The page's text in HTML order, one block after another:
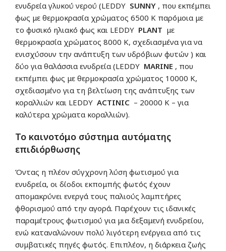
ενυδρεία γλυκού νερού (LEDDY SUNNY , που εκπέμπει
φως με θερμοκρασία χρώματος 6500 K παρόμοια με
το φυσικό ηλιακό φως και LEDDY PLANT με
θερμοκρασία χρώματος 8000 K, σχεδιασμένα για να
ενισχύσουν την ανάπτυξη των υδρόβιων φυτών ) και
δύο για θαλάσσια ενυδρεία (LEDDY MARINE , που
εκπέμπει φως με θερμοκρασία χρώματος 10000 K,
σχεδιασμένο για τη βελτίωση της ανάπτυξης των
κοραλλιών και LEDDY ACTINIC – 20000 K – για
καλύτερα χρώματα κοραλλιών).
Το καινοτόμο σύστημα αυτόματης
επιδιόρθωσης
Όντας η πλέον σύγχρονη λύση φωτισμού για
ενυδρεία, οι δίοδοι εκπομπής φωτός έχουν
απομακρύνει ενεργά τους παλιούς λαμπτήρες
φθορισμού από την αγορά. Παρέχουν τις ιδανικές
παραμέτρους φωτισμού για μια δεξαμενή ενυδρείου,
ενώ καταναλώνουν πολύ λιγότερη ενέργεια από τις
συμβατικές πηγές φωτός. Επιπλέον, η διάρκεια ζωής